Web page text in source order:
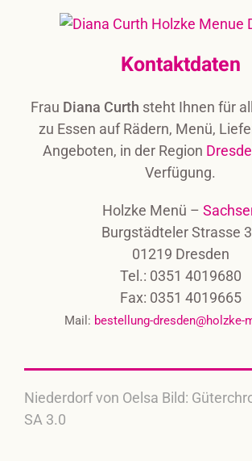
Kontaktdaten
Frau Diana Curth steht Ihnen für
zu Essen auf Rädern, Menü,
Angeboten, in der Region
Verfügung.
Holzke Menü –
Burgstädteler Strasse
01219 Dresden
Tel.: 0351 4019680
Fax: 0351 4019665
Mail: bestellung-dresden@holzke-
Niederdorf von Oelsa Bild:
SA 3.0